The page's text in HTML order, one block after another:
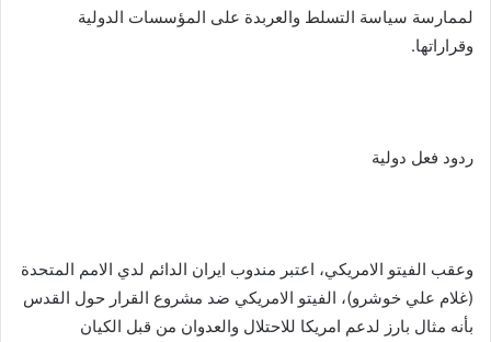
لممارسة سياسة التسلط والعربدة على المؤسسات الدولية
وقراراتها.
ردود فعل دولية
وعقب الفيتو الامريكي، اعتبر مندوب ايران الدائم لدي الامم المتحدة
(غلام علي خوشرو)، الفيتو الامريكي ضد مشروع القرار حول القدس
بأنه مثال بارز لدعم امريكا للاحتلال والعدوان من قبل الكيان